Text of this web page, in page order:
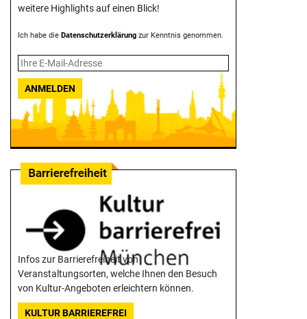
weitere Highlights auf einen Blick!
Ich habe die Datenschutzerklärung zur Kenntnis genommen.
ANMELDEN
Infos zur Barrierefreiheit von
Veranstaltungsorten, welche Ihnen den Besuch
von Kultur-Angeboten erleichtern können.
KULTUR BARRIEREFREI